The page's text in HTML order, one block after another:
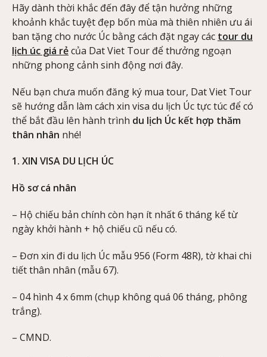
Hãy dành thời khắc đến đây để tận hưởng những
khoảnh khắc tuyệt đẹp bốn mùa mà thiên nhiên ưu ái
ban tặng cho nước Úc bằng cách đặt ngay các tour du
lịch úc giá rẻcủa Dat Viet Tour để thưởng ngoạn
những phong cảnh sinh động nơi đây.
Nếu bạn chưa muốn đăng ký mua tour, Dat Viet Tour
sẽ hướng dẫn làm cách xin visa du lịch Úc tực túc để có
thể bắt đầu lên hành trình du lịch Úc kết hợp thăm
thân nhân nhé!
1. XIN VISA DU LỊCH ÚC
Hồ sơ cá nhân
– Hộ chiếu bản chính còn hạn ít nhất 6 tháng kể từ
ngày khởi hành + hộ chiếu cũ nếu có.
– Đơn xin đi du lịch Úc mẫu 956 (Form 48R), tờ khai chi
tiết thân nhân (mẫu 67).
– 04 hình 4 x 6mm (chụp không quá 06 tháng, phông
trắng).
– CMND.